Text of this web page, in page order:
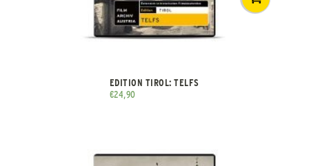
EDITION TIROL: TELFS
€24,90